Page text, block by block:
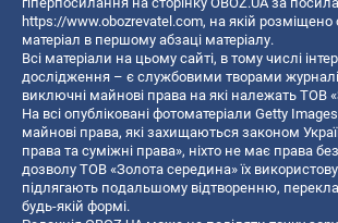
https://www.obozrevatel.com, на якій розміщено
матеріал в першому абзаці матеріалу.
Всі матеріали на цьому сайті, в тому числі
дослідження – є службовими творами
виключні майнові права на які належать ТОВ
На всі опубліковані фотоматеріали Getty
майнові права, які захищаються законом
права та суміжні права», ніхто не має права
дозволу ТОВ «Золота середина» їх
підлягають подальшому відтворенню,
будь-якій формі.